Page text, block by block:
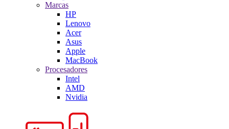
Marcas
HP
Lenovo
Acer
Asus
Apple
MacBook
Procesadores
Intel
AMD
Nvidia